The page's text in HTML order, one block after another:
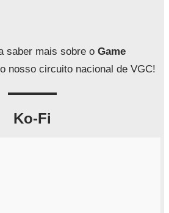
saber mais sobre o Game
nosso circuito nacional de VGC!
Ko-Fi